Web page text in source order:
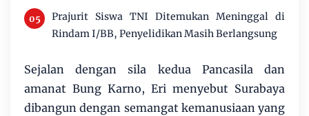
Prajurit Siswa TNI Ditemukan Meninggal di
Rindam I/BB, Penyelidikan Masih Berlangsung
Sejalan dengan sila kedua Pancasila dan
amanat Bung Karno, Eri menyebut Surabaya
dibangun dengan semangat kemanusiaan yang